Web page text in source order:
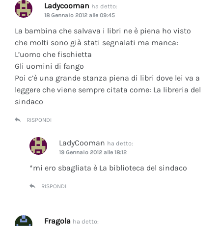
Ladycooman ha detto:
18 Gennaio 2012 alle 09:45
La bambina che salvava i libri ne è piena ho visto
che molti sono già stati segnalati ma manca:
L’uomo che fischietta
Gli uomini di fango
Poi c’è una grande stanza piena di libri dove lei va a
leggere che viene sempre citata come: La libreria del
sindaco
RISPONDI
LadyCooman ha detto:
19 Gennaio 2012 alle 18:12
*mi ero sbagliata è La biblioteca del sindaco
RISPONDI
Fragola ha detto: